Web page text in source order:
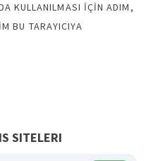
KULLANILMASI IÇIN ADIM,
BU TARAYICIYA
SITELERI